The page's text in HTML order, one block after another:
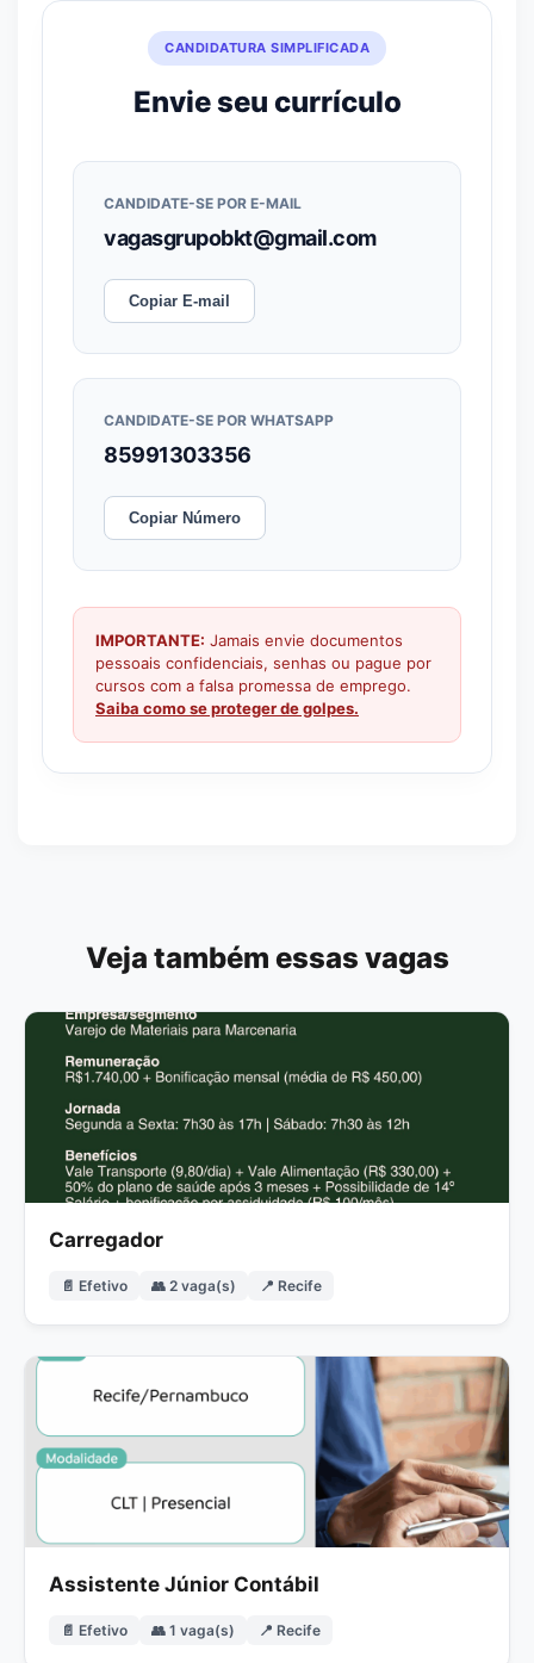
CANDIDATURA SIMPLIFICADA
Envie seu currículo
CANDIDATE-SE POR E-MAIL
vagasgrupobkt@gmail.com
Copiar E-mail
CANDIDATE-SE POR WHATSAPP
85991303356
Copiar Número
IMPORTANTE: Jamais envie documentos
pessoais confidenciais, senhas ou pague por
cursos com a falsa promessa de emprego.
Saiba como se proteger de golpes.
Veja também essas vagas
Carregador
📄 Efetivo 👥 2 vaga(s) 📍 Recife
Assistente Júnior Contábil
📄 Efetivo 👥 1 vaga(s) 📍 Recife